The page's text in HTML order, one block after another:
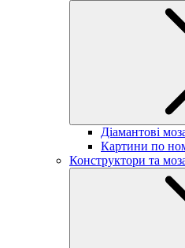
Діамантові
Картини по
Конструктори та